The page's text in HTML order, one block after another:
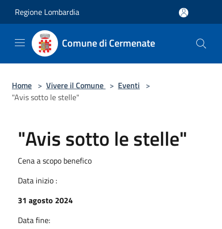
Regione Lombardia
Comune di Cermenate
Home > Vivere il Comune > Eventi >
"Avis sotto le stelle"
"Avis sotto le stelle"
Cena a scopo benefico
Data inizio :
31 agosto 2024
Data fine: